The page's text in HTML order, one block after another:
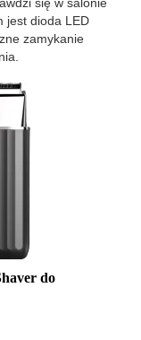
jest dioda LED
zamykanie
do